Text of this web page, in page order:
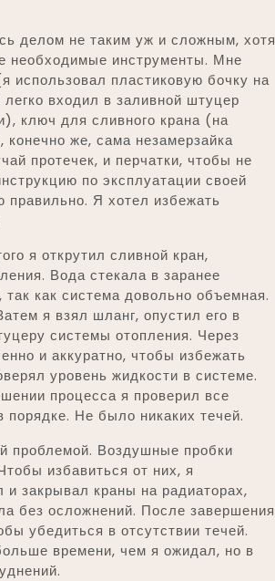
делом не таким уж и сложным, хотя
необходимые инструменты. Мне
использовал пластиковую бочку на
входил в заливной штуцер
ключ для сливного крана (на
же, сама незамерзайка
протечек, и перчатки, чтобы не
по эксплуатации своей
правильно. Я хотел избежать
я открутил сливной кран,
Вода стекала в заранее
как система довольно объемная.
я взял шланг, опустил его в
системы отопления. Через
и аккуратно, чтобы избежать
уровень жидкости в системе.
процесса я проверил все
Не было никаких течей.
проблемой. Воздушные пробки
избавиться от них, я
и закрывал краны на радиаторах,
без осложнений. После завершения
убедиться в отсутствии течей.
времени, чем я ожидал, но в